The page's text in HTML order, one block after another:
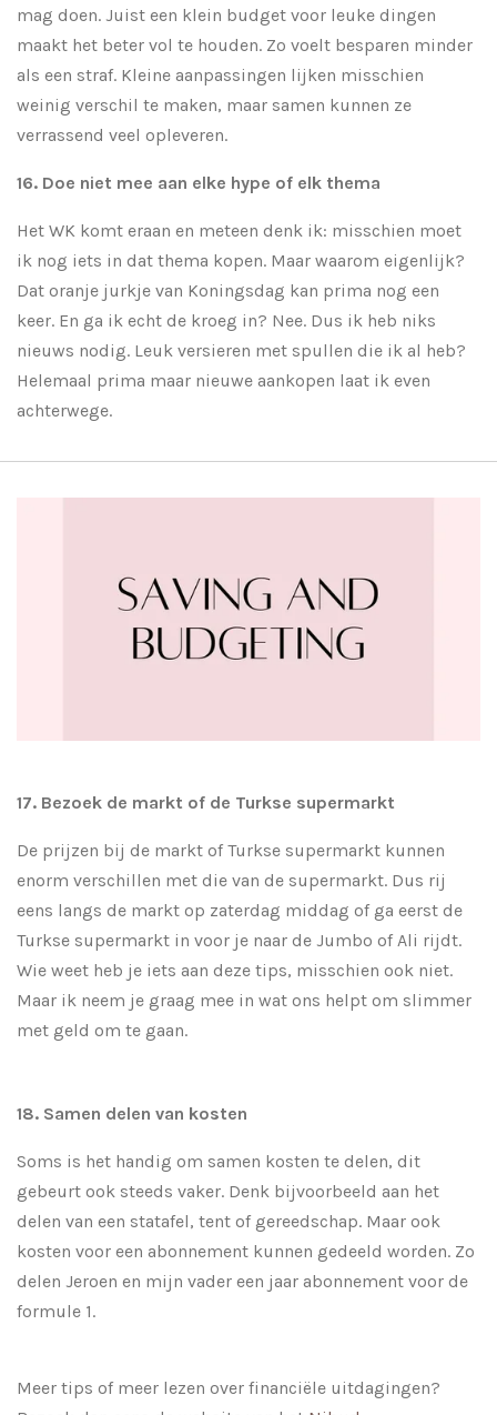
mag doen. Juist een klein budget voor leuke dingen
maakt het beter vol te houden. Zo voelt besparen minder
als een straf. Kleine aanpassingen lijken misschien
weinig verschil te maken, maar samen kunnen ze
verrassend veel opleveren.
16. Doe niet mee aan elke hype of elk thema
Het WK komt eraan en meteen denk ik: misschien moet
ik nog iets in dat thema kopen. Maar waarom eigenlijk?
Dat oranje jurkje van Koningsdag kan prima nog een
keer. En ga ik echt de kroeg in? Nee. Dus ik heb niks
nieuws nodig. Leuk versieren met spullen die ik al heb?
Helemaal prima maar nieuwe aankopen laat ik even
achterwege.
17. Bezoek de markt of de Turkse supermarkt
De prijzen bij de markt of Turkse supermarkt kunnen
enorm verschillen met die van de supermarkt. Dus rij
eens langs de markt op zaterdag middag of ga eerst de
Turkse supermarkt in voor je naar de Jumbo of Ali rijdt.
Wie weet heb je iets aan deze tips, misschien ook niet.
Maar ik neem je graag mee in wat ons helpt om slimmer
met geld om te gaan.
18. Samen delen van kosten
Soms is het handig om samen kosten te delen, dit
gebeurt ook steeds vaker. Denk bijvoorbeeld aan het
delen van een statafel, tent of gereedschap. Maar ook
kosten voor een abonnement kunnen gedeeld worden. Zo
delen Jeroen en mijn vader een jaar abonnement voor de
formule 1.
Meer tips of meer lezen over financiële uitdagingen?